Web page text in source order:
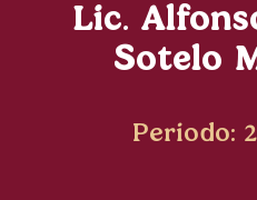
Lic.
Sotelo
Periodo: